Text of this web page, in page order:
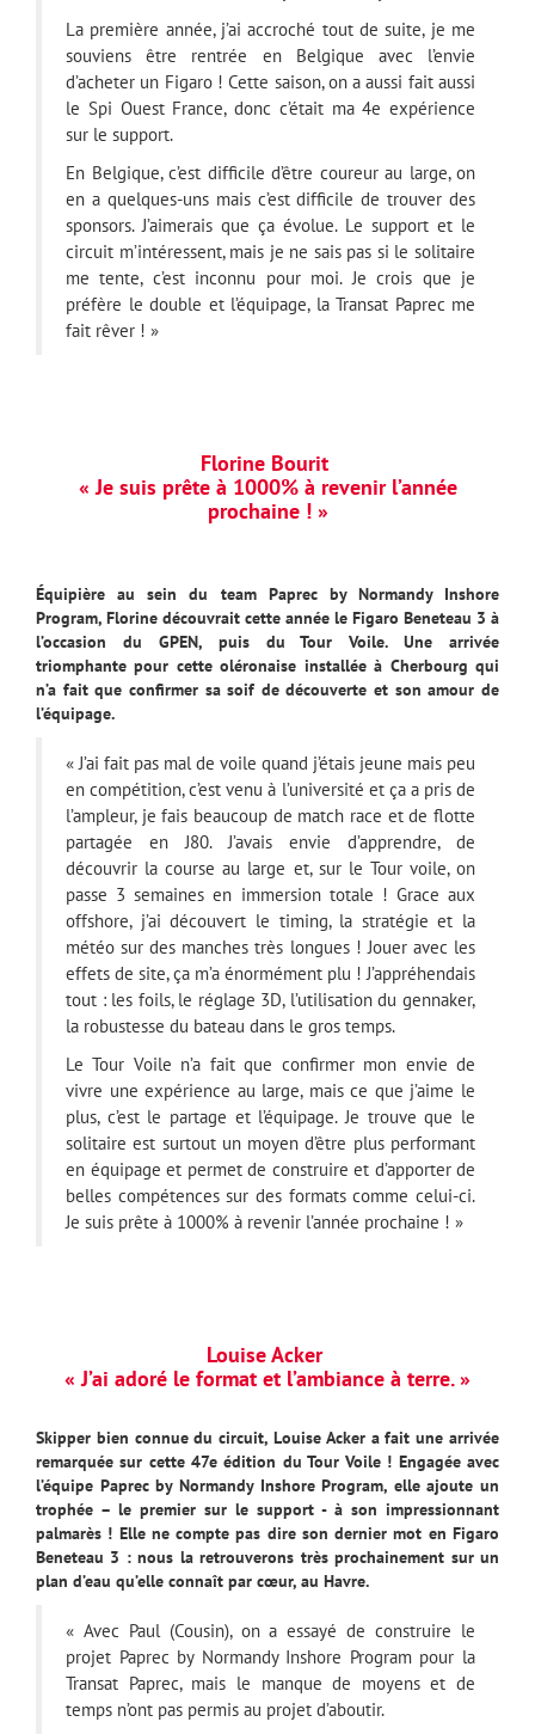
La première année, j’ai accroché tout de suite, je me
souviens être rentrée en Belgique avec l’envie
d’acheter un Figaro ! Cette saison, on a aussi fait aussi
le Spi Ouest France, donc c’était ma 4e expérience
sur le support.
En Belgique, c’est difficile d’être coureur au large, on
en a quelques-uns mais c’est difficile de trouver des
sponsors. J’aimerais que ça évolue. Le support et le
circuit m’intéressent, mais je ne sais pas si le solitaire
me tente, c’est inconnu pour moi. Je crois que je
préfère le double et l’équipage, la Transat Paprec me
fait rêver ! »
Florine Bourit
« Je suis prête à 1000% à revenir l’année
prochaine ! »
Équipière au sein du team Paprec by Normandy Inshore
Program, Florine découvrait cette année le Figaro Beneteau 3 à
l’occasion du GPEN, puis du Tour Voile. Une arrivée
triomphante pour cette oléronaise installée à Cherbourg qui
n’a fait que confirmer sa soif de découverte et son amour de
l’équipage.
« J’ai fait pas mal de voile quand j’étais jeune mais peu
en compétition, c’est venu à l’université et ça a pris de
l’ampleur, je fais beaucoup de match race et de flotte
partagée en J80. J’avais envie d’apprendre, de
découvrir la course au large et, sur le Tour voile, on
passe 3 semaines en immersion totale ! Grace aux
offshore, j’ai découvert le timing, la stratégie et la
météo sur des manches très longues ! Jouer avec les
effets de site, ça m’a énormément plu ! J’appréhendais
tout : les foils, le réglage 3D, l’utilisation du gennaker,
la robustesse du bateau dans le gros temps.
Le Tour Voile n’a fait que confirmer mon envie de
vivre une expérience au large, mais ce que j’aime le
plus, c’est le partage et l’équipage. Je trouve que le
solitaire est surtout un moyen d’être plus performant
en équipage et permet de construire et d’apporter de
belles compétences sur des formats comme celui-ci.
Je suis prête à 1000% à revenir l’année prochaine ! »
Louise Acker
« J’ai adoré le format et l’ambiance à terre. »
Skipper bien connue du circuit, Louise Acker a fait une arrivée
remarquée sur cette 47e édition du Tour Voile ! Engagée avec
l’équipe Paprec by Normandy Inshore Program, elle ajoute un
trophée – le premier sur le support - à son impressionnant
palmarès ! Elle ne compte pas dire son dernier mot en Figaro
Beneteau 3 : nous la retrouverons très prochainement sur un
plan d’eau qu’elle connaît par cœur, au Havre.
« Avec Paul (Cousin), on a essayé de construire le
projet Paprec by Normandy Inshore Program pour la
Transat Paprec, mais le manque de moyens et de
temps n’ont pas permis au projet d’aboutir.